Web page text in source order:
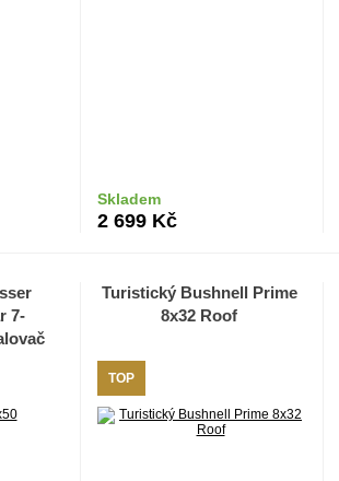
Skladem
2 699 Kč
7-
Turistický Bushnell Prime
8x32 Roof
TOP